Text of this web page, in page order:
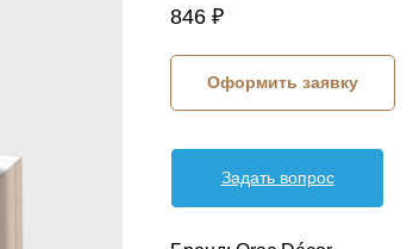
846 ₽
Оформить заявку
Задать вопрос